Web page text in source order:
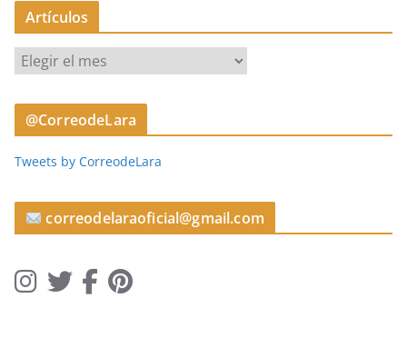
Artículos
t
u
s
@CorreodeLara
Tweets by CorreodeLara
correodelaraoficial@gmail.com